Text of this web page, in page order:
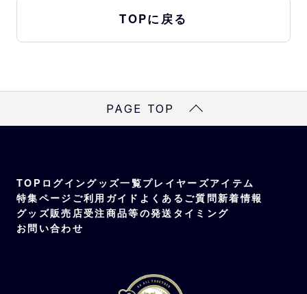
TOPに戻る
PAGE TOP
TOP ログイングッズ一覧プレイヤーズアイテム
特集ページ ご利用ガイド よくあるご質問新着情報
グッズ販売店受注商品等の発送タイミング
お問い合わせ